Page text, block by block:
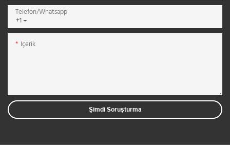
+1
Telefon/whatsapp
Içerik
Şimdi Soruşturma